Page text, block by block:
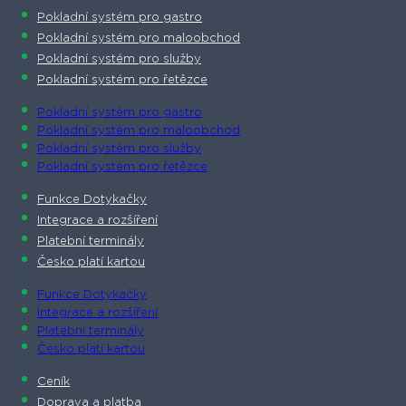
Pokladní systém pro gastro
Pokladní systém pro maloobchod
Pokladní systém pro služby
Pokladní systém pro řetězce
Pokladní systém pro gastro
Pokladní systém pro maloobchod
Pokladní systém pro služby
Pokladní systém pro řetězce
Funkce Dotykačky
Integrace a rozšíření
Platební terminály
Česko platí kartou
Funkce Dotykačky
Integrace a rozšíření
Platební terminály
Česko platí kartou
Ceník
Doprava a platba